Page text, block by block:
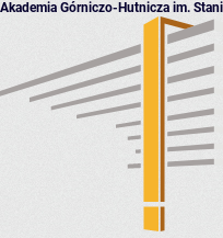
Akademia Górniczo-Hutnicza im.